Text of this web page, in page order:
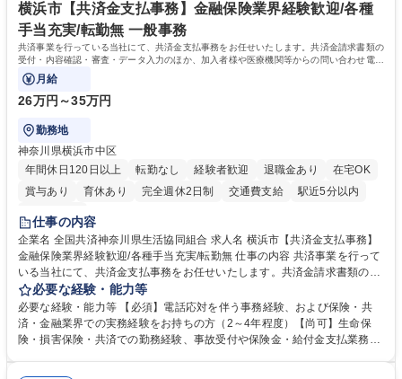
横浜市【共済金支払事務】金融保険業界経験歓迎/各種
手当充実/転勤無 一般事務
共済事業を行っている当社にて、共済金支払事務をお任せいたします。共済金請求書類の
受付・内容確認・審査・データ入力のほか、加入者様や医療機関等からの問い合わせ電話
対応や書類発送等を担当します。
月給
26万円～35万円
勤務地
神奈川県横浜市中区
年間休日120日以上
転勤なし 経験者歓迎 退職金あり
在宅OK
賞与あり
育休あり 完全週休2日制 交通費支給
駅近5分以内
土日祝休み
仕事の内容
企業名 全国共済神奈川県生活協同組合 求人名 横浜市【共済金支払事務】
金融保険業界経験歓迎/各種手当充実/転勤無 仕事の内容 共済事業を行って
いる当社にて、共済金支払事務をお任せいたします。共済金請求書類の受
付・内容確認・審査・データ入力のほか、加入者様や医療機関等からの問
い合わせ電話対応や書類発送等を担当します。 ■共済金請求書類の受付、
内容確認、および共済金支払に関する審査・事務処理業務全般を担当 ■専
用システムへのデータ入力、各種必要書類の作成・発送作業 ■加入者様や
必要な経験・能力等
必要な経験・能力等 【必須】電話応対を伴う事務経験、および保険・共
済・金融業界での実務経験をお持ちの方（2～4年程度）【尚可】生命保
険・損害保険・共済での勤務経験、事故受付や保険金・給付金支払業務経